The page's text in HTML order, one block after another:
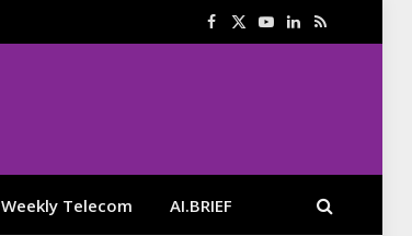
Facebook
X
YouTube
LinkedIn
RSS
Weekly Telecom AI.BRIEF